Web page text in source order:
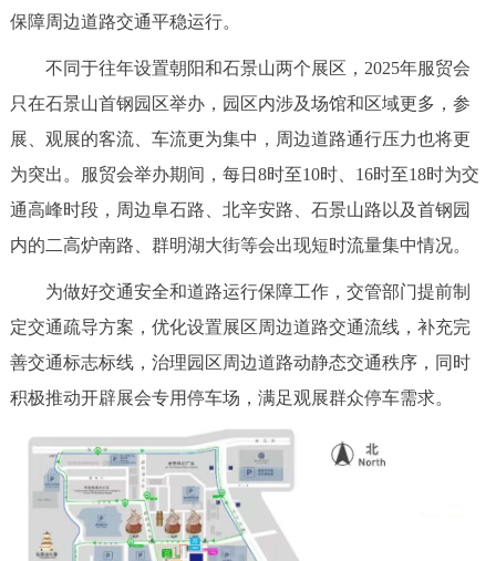
政务服务
中介服务 阳光政务
12345网上接诉即办 我要咨询 我要建议
参与调查 在线访谈 图说互动
走进北京
保障周边道路交通平稳运行。
不同于往年设置朝阳和石景山两个展区，2025年服贸会
只在石景山首钢园区举办，园区内涉及场馆和区域更多，参
展、观展的客流、车流更为集中，周边道路通行压力也将更
为突出。服贸会举办期间，每日8时至10时、16时至18时为交
通高峰时段，周边阜石路、北辛安路、石景山路以及首钢园
内的二高炉南路、群明湖大街等会出现短时流量集中情况。
为做好交通安全和道路运行保障工作，交管部门提前制
定交通疏导方案，优化设置展区周边道路交通流线，补充完
善交通标志标线，治理园区周边道路动静态交通秩序，同时
积极推动开辟展会专用停车场，满足观展群众停车需求。